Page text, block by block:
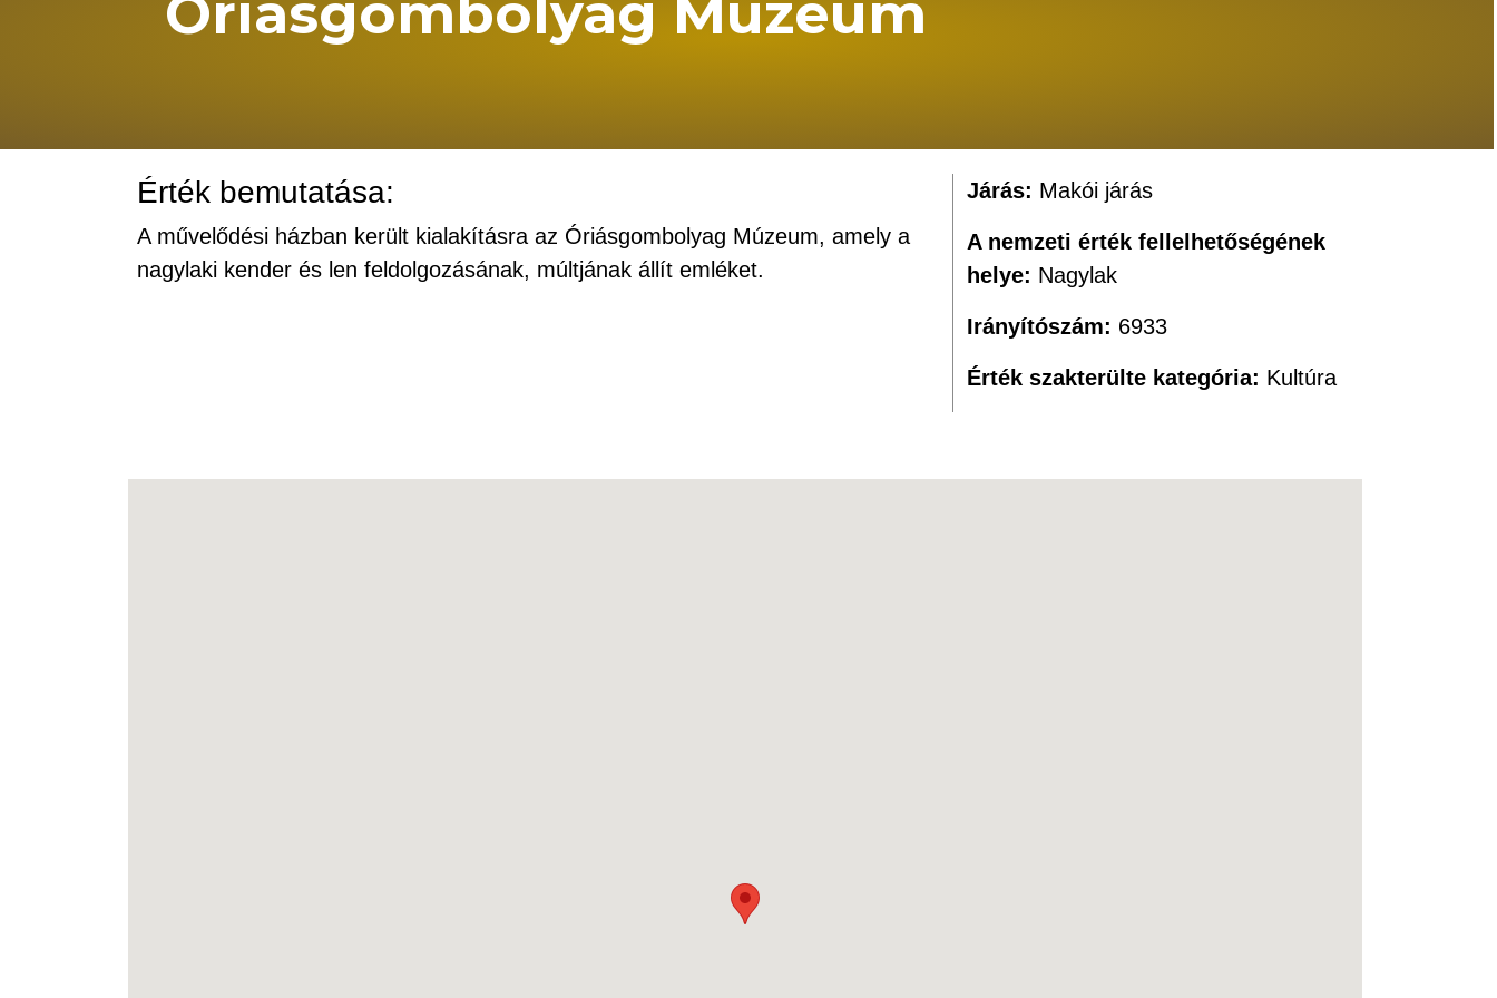
Óriásgombolyag Múzeum
Érték bemutatása:
A művelődési házban került kialakításra az Óriásgombolyag Múzeum, amely a
nagylaki kender és len feldolgozásának, múltjának állít emléket.
Járás: Makói járás
A nemzeti érték fellelhetőségének
helye: Nagylak
Irányítószám: 6933
Érték szakterülte kategória: Kultúra